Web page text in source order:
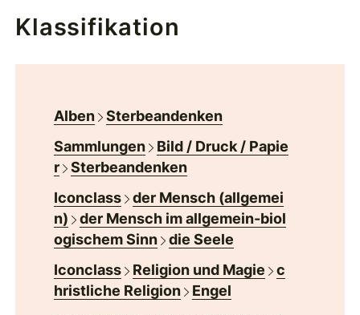
Klassifikation
Alben
Sterbeandenken
Sammlungen
Bild / Druck / Papie
r
Sterbeandenken
Iconclass
der Mensch (allgemei
n)
der Mensch im allgemein-biol
ogischem Sinn
die Seele
Iconclass
Religion und Magie
c
hristliche Religion
Engel